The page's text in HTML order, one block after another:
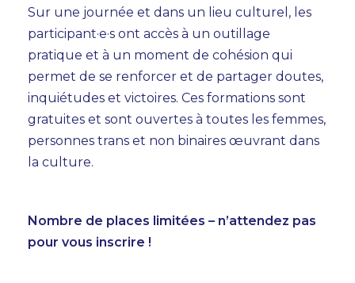
Sur une journée et dans un lieu culturel, les
participant·e·s ont accès à un outillage
pratique et à un moment de cohésion qui
permet de se renforcer et de partager doutes,
inquiétudes et victoires. Ces formations sont
gratuites et sont ouvertes à toutes les femmes,
personnes trans et non binaires œuvrant dans
la culture.
Nombre de places limitées – n’attendez pas
pour vous inscrire !